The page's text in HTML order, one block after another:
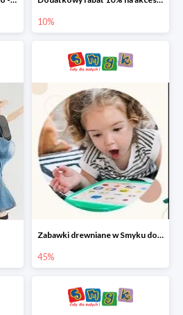
10%
Zabawki drewniane w Smyku do -45%
45%